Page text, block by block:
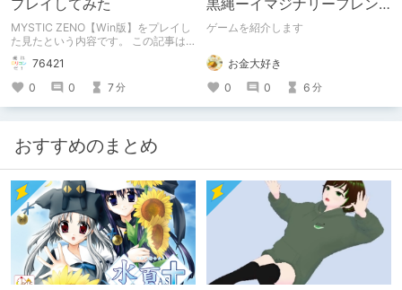
プレイしてみた
MYSTIC ZENO【Win版】をプレイし
た見たという内容です。 この記事は
通常のクリエイターズ記事です。
76421
0
0 7分
黒縄ーイマジナリーフレン
ドの「彼」と過ごすおぼん
ゲームを紹介します
お金大好き
0
0 6 分
おすすめのまとめ